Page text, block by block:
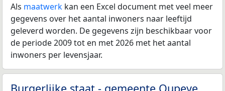
Als maatwerk kan een Excel document met veel meer
gegevens over het aantal inwoners naar leeftijd
geleverd worden. De gegevens zijn beschikbaar voor
de periode 2009 tot en met 2026 met het aantal
inwoners per levensjaar.